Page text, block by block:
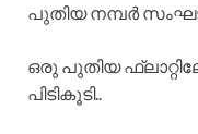
പുതിയ നമ്പർ
ഒരു പുതിയ
പിടികൂടി..